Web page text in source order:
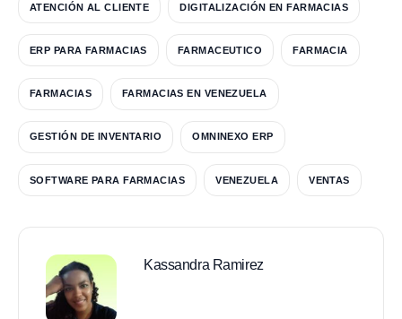
ATENCIÓN AL CLIENTE DIGITALIZACIÓN EN FARMACIAS
ERP PARA FARMACIAS FARMACEUTICO FARMACIA
FARMACIAS FARMACIAS EN VENEZUELA
GESTIÓN DE INVENTARIO OMNINEXO ERP
SOFTWARE PARA FARMACIAS VENEZUELA VENTAS
Kassandra Ramirez